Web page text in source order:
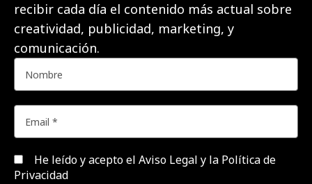
recibir cada día el contenido más actual sobre
creatividad, publicidad, marketing, y
comunicación.
He leído y acepto el Aviso Legal y la Política de
Privacidad